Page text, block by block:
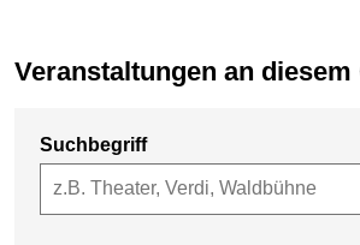
Veranstaltungen an
Suchbegriff